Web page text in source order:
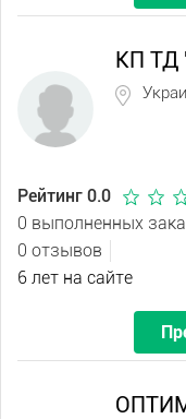
КП ТД
Рейтинг 0.0
0 выполненных
0 отзывов
6 лет на сайте